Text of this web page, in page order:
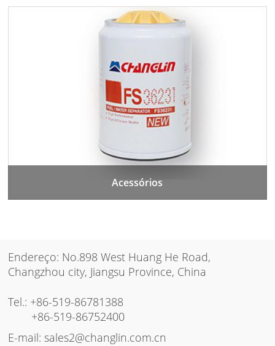
Acessórios
Endereço: No.898 West Huang He Road,
Changzhou city, Jiangsu Province, China
Tel.: +86-519-86781388
+86-519-86752400
E-mail:sales2@changlin.com.cn